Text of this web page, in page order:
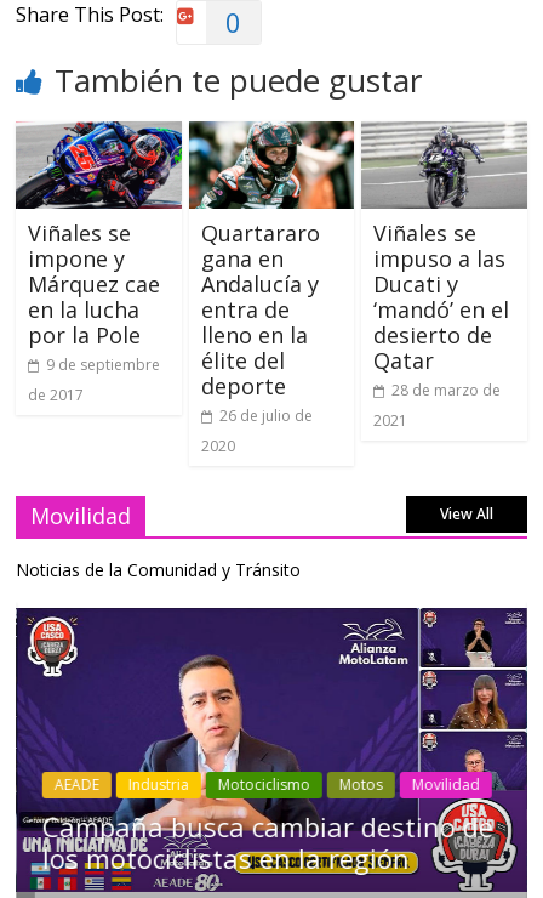
Share This Post: 0
También te puede gustar
Viñales se
impone y
Márquez cae
en la lucha
por la Pole
9 de septiembre
de 2017
Quartararo
gana en
Andalucía y
entra de
lleno en la
élite del
deporte
26 de julio de
2020
Viñales se
impuso a las
Ducati y
‘mandó’ en el
desierto de
Qatar
28 de marzo de
2021
Movilidad View All
Noticias de la Comunidad y Tránsito
Industria Movilidad Transporte Varios
Choferes profesionales mantienen a
Ecuador en movimiento